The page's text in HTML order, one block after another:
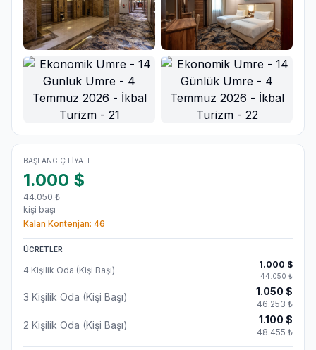
BAŞLANGIÇ FIYATI
1.000 $
44.050 ₺
kişi başı
Kalan Kontenjan: 46
ÜCRETLER
4 Kişilik Oda (Kişi Başı)
1.000 $
44.050 ₺
3 Kişilik Oda (Kişi Başı) 1.050 $
46.253 ₺
2 Kişilik Oda (Kişi Başı) 1.100 $
48.455 ₺